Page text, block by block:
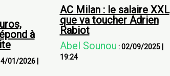
à
01/2026|
AC Milan : le salaire XXL
que va toucher Adrien
Rabiot
Abel Sounou :02/09/2025|
19:24